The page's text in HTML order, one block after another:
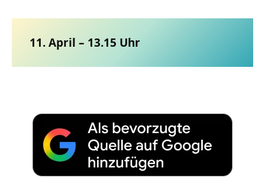
11. April – 13.15 Uhr